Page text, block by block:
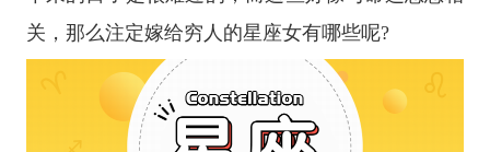
关，那么注定嫁给穷人的星座女有哪些呢?